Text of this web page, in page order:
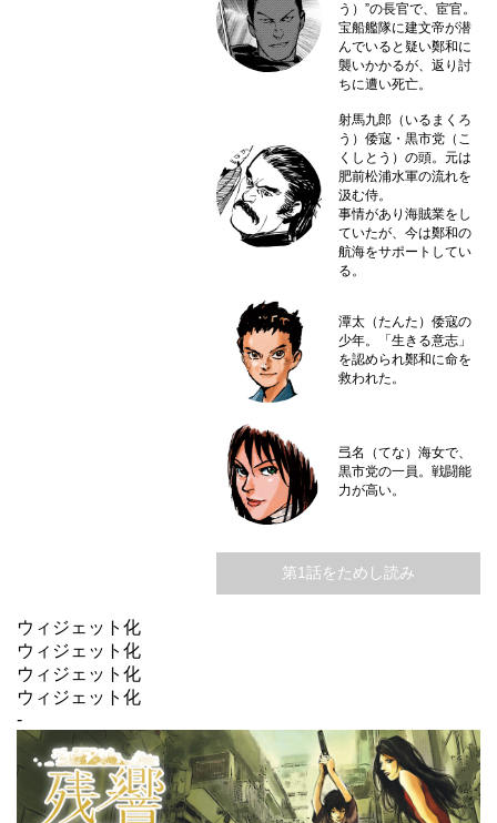
う）”の長官で、宦官。
宝船艦隊に建文帝が潜
んでいると疑い鄭和に
襲いかかるが、返り討
ちに遭い死亡。
射馬九郎（いるまくろ
う） 倭寇・黒市党（こ
くしとう）の頭。元は
肥前松浦水軍の流れを
汲む侍。
事情があり海賊業をし
ていたが、今は鄭和の
航海をサポートしてい
る。
潭太（たんた） 倭寇の
少年。「生きる意志」
を認められ鄭和に命を
救われた。
弖名（てな） 海女で、
黒市党の一員。戦闘能
力が高い。
第1話をためし読み
ウィジェット化
ウィジェット化
ウィジェット化
ウィジェット化
-